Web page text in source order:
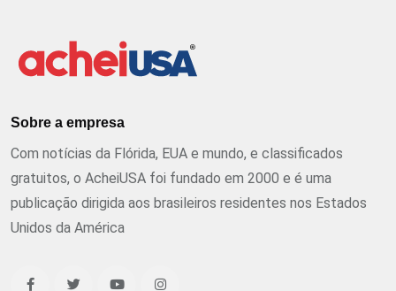
Sobre a empresa
Com notícias da Flórida, EUA e mundo, e classificados
gratuitos, o AcheiUSA foi fundado em 2000 e é uma
publicação dirigida aos brasileiros residentes nos Estados
Unidos da América